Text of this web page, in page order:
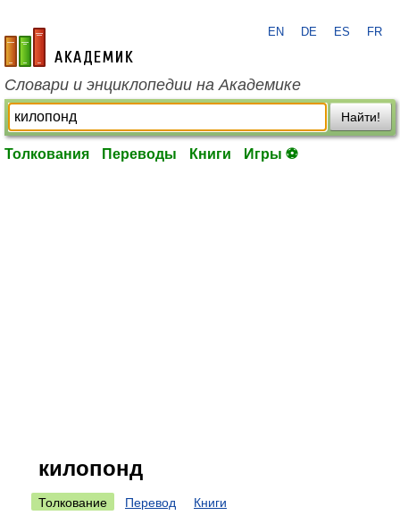
academic.ru
EN DE ES FR
Словари и энциклопедии на Академике
Найти!
Толкования Переводы Книги Игры ⚽
килопонд
Толкование Перевод Книги